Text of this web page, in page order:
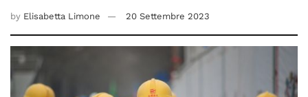
by Elisabetta Limone 20 Settembre 2023